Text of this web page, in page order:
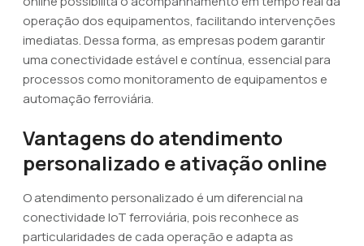
operação dos equipamentos, facilitando intervenções
imediatas. Dessa forma, as empresas podem garantir
uma conectividade estável e contínua, essencial para
processos como monitoramento de equipamentos e
automação ferroviária.
Vantagens do atendimento
personalizado e ativação online
O atendimento personalizado é um diferencial na
conectividade IoT ferroviária, pois reconhece as
particularidades de cada operação e adapta as